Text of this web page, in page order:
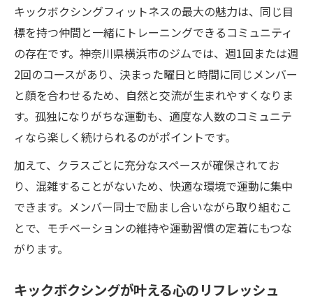
キックボクシングフィットネスの最大の魅力は、同じ目
標を持つ仲間と一緒にトレーニングできるコミュニティ
の存在です。神奈川県横浜市のジムでは、週1回または週
2回のコースがあり、決まった曜日と時間に同じメンバー
と顔を合わせるため、自然と交流が生まれやすくなりま
す。孤独になりがちな運動も、適度な人数のコミュニテ
ィなら楽しく続けられるのがポイントです。
加えて、クラスごとに充分なスペースが確保されてお
り、混雑することがないため、快適な環境で運動に集中
できます。メンバー同士で励まし合いながら取り組むこ
とで、モチベーションの維持や運動習慣の定着にもつな
がります。
キックボクシングが叶える心のリフレッシュ